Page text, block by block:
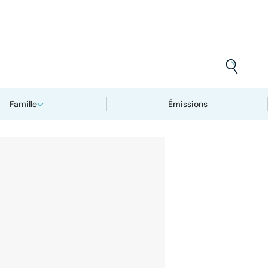
Famille Émissions